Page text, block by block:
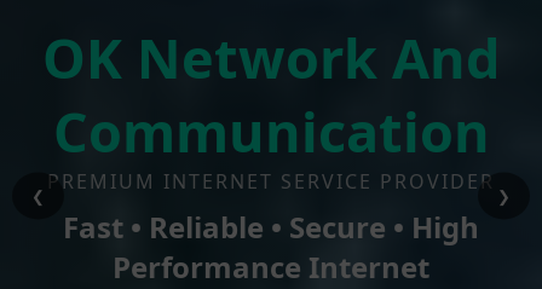
OK Network And
Communication
PREMIUM INTERNET SERVICE PROVIDER
Fast • Reliable • Secure • High
Performance Internet
❮ ❯